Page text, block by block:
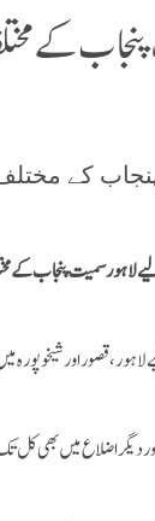
لاہور سمیت
کے لیے لاہور سمیت
قصور اور
دیگر اضلاع میں بھی